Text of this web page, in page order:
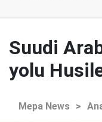
Suudi
yolu
Mepa News >